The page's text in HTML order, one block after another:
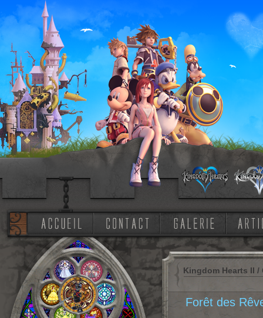
Kingdom Hearts II
Forêt des